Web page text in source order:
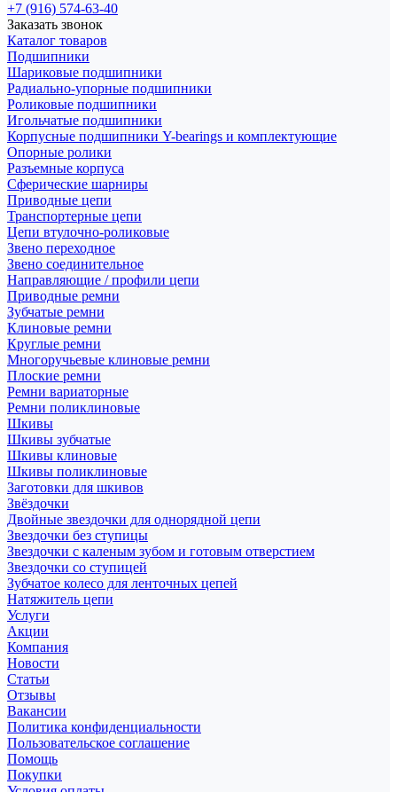
+7 (916) 574-63-40
Заказать звонок
Каталог товаров
Подшипники
Шариковые подшипники
Радиально-упорные подшипники
Роликовые подшипники
Игольчатые подшипники
Корпусные подшипники Y-bearings и комплектующие
Опорные ролики
Разъемные корпуса
Сферические шарниры
Приводные цепи
Транспортерные цепи
Цепи втулочно-роликовые
Звено переходное
Звено соединительное
Направляющие / профили цепи
Приводные ремни
Зубчатые ремни
Клиновые ремни
Круглые ремни
Многоручьевые клиновые ремни
Плоские ремни
Ремни вариаторные
Ремни поликлиновые
Шкивы
Шкивы зубчатые
Шкивы клиновые
Шкивы поликлиновые
Заготовки для шкивов
Звёздочки
Двойные звездочки для однорядной цепи
Звездочки без ступицы
Звездочки с каленым зубом и готовым отверстием
Звездочки со ступицей
Зубчатое колесо для ленточных цепей
Натяжитель цепи
Услуги
Акции
Компания
Новости
Статьи
Отзывы
Вакансии
Политика конфиденциальности
Пользовательское соглашение
Помощь
Покупки